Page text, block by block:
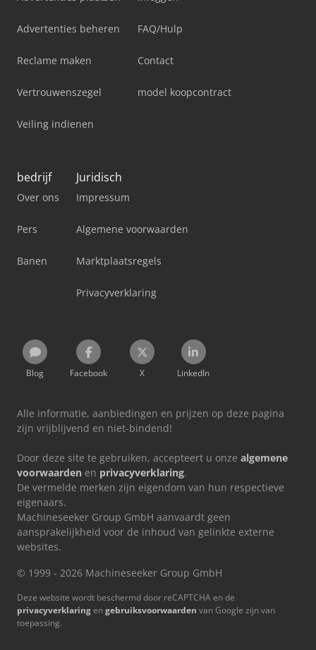
Advertenties beheren
Reclame maken
Vertrouwenszegel
Veiling indienen
FAQ/Hulp
Contact
model koopcontract
bedrijf
Over ons
Pers
Banen
Juridisch
Impressum
Algemene voorwaarden
Marktplaatsregels
Privacyverklaring
Blog Facebook X LinkedIn
Alle informatie, aanbiedingen en prijzen op deze pagina
zijn vrijblijvend en niet-bindend!
Door deze site te gebruiken, accepteert u onze algemene
voorwaarden en privacyverklaring.
De vermelde merken zijn eigendom van hun respectieve
eigenaars.
Machineseeker Group GmbH aanvaardt geen
aansprakelijkheid voor de inhoud van gelinkte externe
websites.
© 1999 - 2026 Machineseeker Group GmbH
Deze website wordt beschermd door reCAPTCHA en de
privacyverklaringengebruiksvoorwaarden van Google zijn van
toepassing.